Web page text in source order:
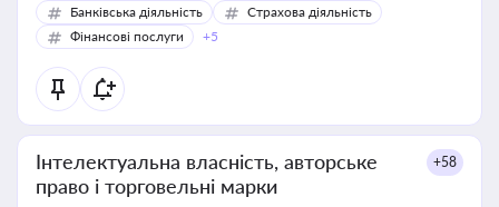
Банківська діяльність
Страхова діяльність
Фінансові послуги
+5
Інтелектуальна власність, авторське
право і торговельні марки
+58